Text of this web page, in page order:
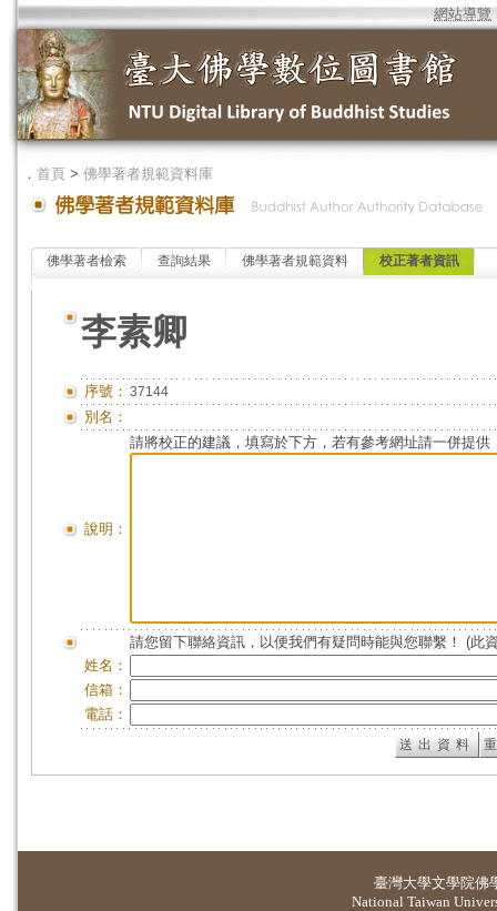
網站導覽
． 首頁 > 佛學著者規範資料庫
佛學著者檢索 查詢結果 佛學著者規範資料 校正著者資訊
李素卿
序號： 37144
別名：
說明：
請將校正的建議，填寫於下方，若有參考網址請一併提供
請您留下聯絡資訊，以便我們有疑問時能與您聯繫！ (此
姓名：
信箱：
電話：
臺灣大學文學院佛
National Taiwan